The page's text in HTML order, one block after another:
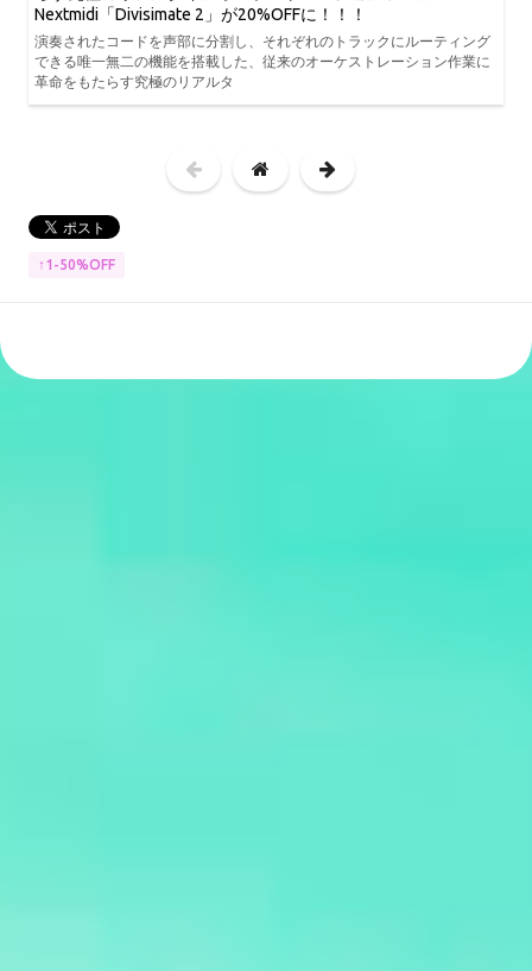
Nextmidi「Divisimate 2」が20%OFFに！！！
演奏されたコードを声部に分割し、それぞれのトラックにルーティング
できる唯一無二の機能を搭載した、従来のオーケストレーション作業に
革命をもたらす究極のリアルタ
↑1-50%OFF